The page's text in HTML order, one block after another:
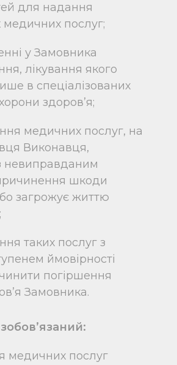
для надання
медичних послуг;
у Замовника
лікування якого
в спеціалізованих
здоров’я;
медичних послуг, на
Виконавця,
невиправданим
шкоди
загрожує життю
таких послуг з
ймовірності
погіршення
Замовника.
медичних послуг